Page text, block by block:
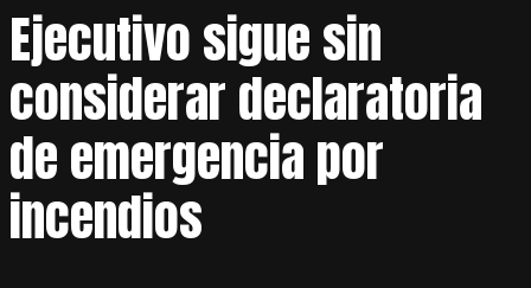
Ejecutivo sigue sin
considerar declaratoria
de emergencia por
incendios